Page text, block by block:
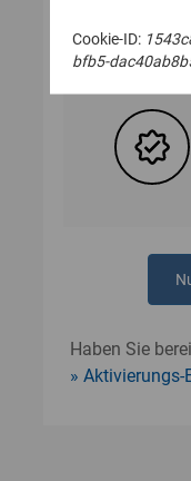
Haben Sie
Aktivierungs-
Cookie-ID:
bfb5-